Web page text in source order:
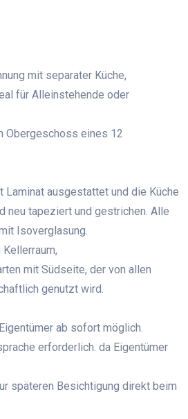
mit separater Küche,
für Alleinstehende oder
Obergeschoss eines 12
Laminat ausgestattet und die Küche
neu tapeziert und gestrichen. Alle
Isoverglasung.
mit Südseite, der von allen
genutzt wird.
ab sofort möglich.
erforderlich. da Eigentümer
späteren Besichtigung direkt beim